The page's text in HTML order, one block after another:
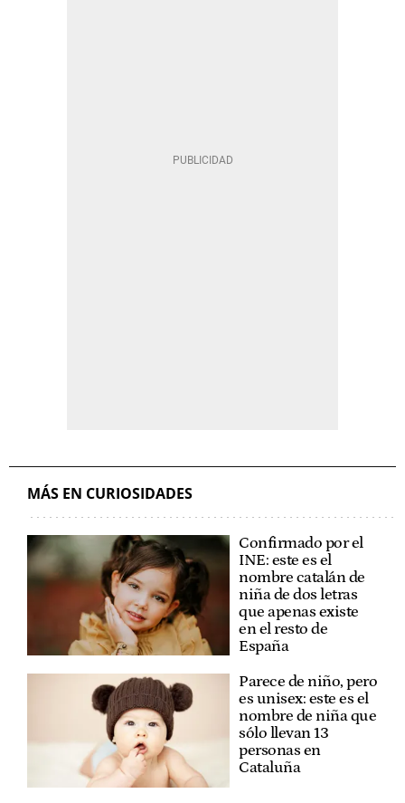
MÁS EN CURIOSIDADES
Confirmado por el
INE: este es el
nombre catalán de
niña de dos letras
que apenas existe
en el resto de
España
Parece de niño, pero
es unisex: este es el
nombre de niña que
sólo llevan 13
personas en
Cataluña